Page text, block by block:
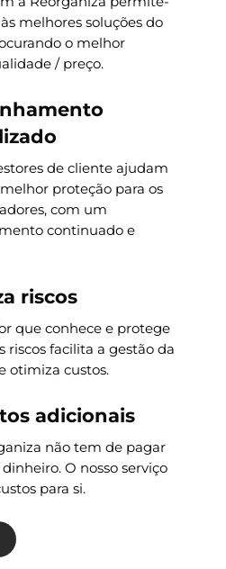
melhores soluções do
o melhor
/ preço.
de cliente ajudam
proteção para os
com um
continuado e
riscos
que conhece e protege
riscos facilita a gestão da
otimiza custos.
adicionais
não tem de pagar
O nosso serviço
para si.